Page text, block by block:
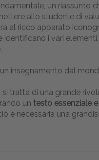
un riassunto
allo studente di
al ricco apparato
identificano i vari
insegnamento dal
: si tratta di una grande
un testo essenziale
è necessaria una